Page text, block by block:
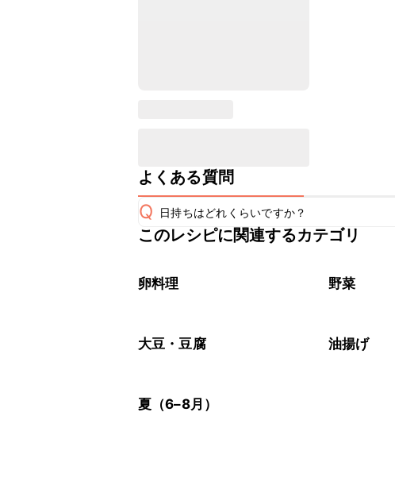
よくある質問
Q 日持ちはどれくらいですか？
こちらのレシピは出来たてをお召し上がりい
※日持ちは目安です。
このレシピに関連するカテゴリ
卵料理 野菜
大豆・豆腐 油揚げ
夏（6–8月）